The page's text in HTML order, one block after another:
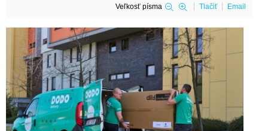
Veľkosť písma Tlačiť Email